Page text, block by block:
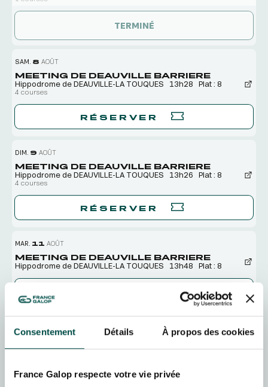
Consentement Détails À propos des cookies
France Galop respecte votre vie privée
TERMINÉ
SAM. 8 AOÛT
MEETING DE DEAUVILLE BARRIERE
Hippodrome de DEAUVILLE-LA TOUQUES
13h28 Plat : 8
4 courses
RÉSERVER
DIM. 9 AOÛT
MEETING DE DEAUVILLE BARRIERE
Hippodrome de DEAUVILLE-LA TOUQUES
13h26 Plat : 8
4 courses
RÉSERVER
MAR. 11 AOÛT
MEETING DE DEAUVILLE BARRIERE
Hippodrome de DEAUVILLE-LA TOUQUES
13h48 Plat : 8
JEU.
Hippodrome de DEAUVILLE-LA TOUQUES
15h33 Plat : 8